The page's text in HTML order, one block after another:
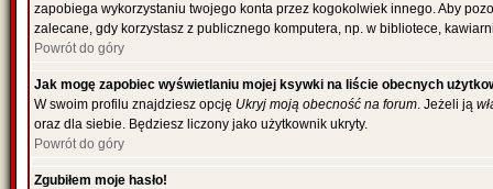
zapobiega wykorzystaniu twojego konta przez kogokolwiek innego. Aby
zalecane, gdy korzystasz z publicznego komputera, np. w bibliotece,
Powrót do góry
Jak mogę zapobiec wyświetlaniu mojej ksywki na liście obecnych
W swoim profilu znajdziesz opcję Ukryj moją obecność na forum. Jeżeli ją
oraz dla siebie. Będziesz liczony jako użytkownik ukryty.
Powrót do góry
Zgubiłem moje hasło!